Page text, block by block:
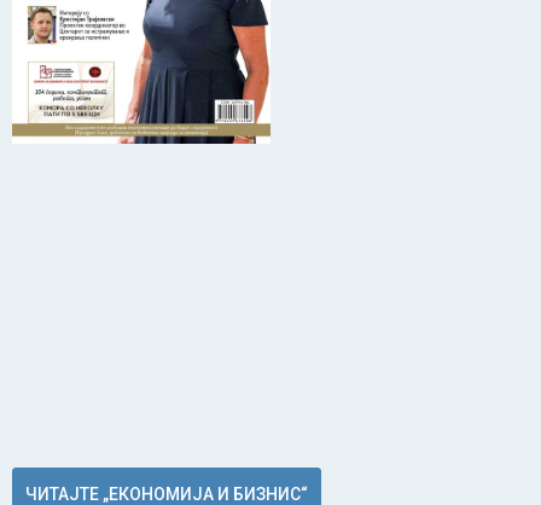
ЧИТАЈТЕ „ЕКОНОМИЈА И БИЗНИС“